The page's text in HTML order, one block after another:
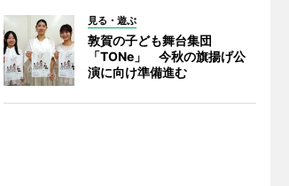
見る・遊ぶ
敦賀の子ども舞台集団
「TONe」 今秋の旗揚げ公
演に向け準備進む